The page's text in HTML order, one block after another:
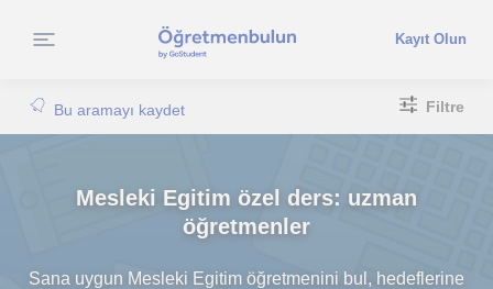
Kayıt Olun
Bu aramayı kaydet Filtre
Mesleki Egitim özel ders: uzman
öğretmenler
Sana uygun Mesleki Egitim öğretmenini bul, hedeflerine